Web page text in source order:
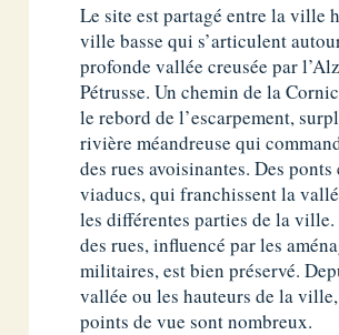
Le site est partagé entre la ville
ville basse qui s’articulent
profonde vallée creusée par
Pétrusse. Un chemin de la
le rebord de l’escarpement,
rivière méandreuse qui
des rues avoisinantes. Des ponts
viaducs, qui franchissent la
les différentes parties de la ville.
des rues, influencé par les
militaires, est bien préservé.
vallée ou les hauteurs de la
points de vue sont nombreux.